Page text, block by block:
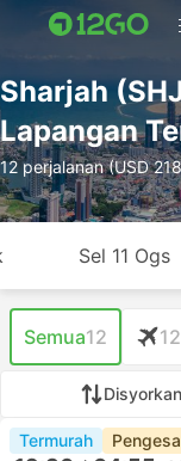
Sharjah
Lapangan
12 perjalanan (USD
Sel 11 Ogs
Semua12 12
Disyorkan
Termurah